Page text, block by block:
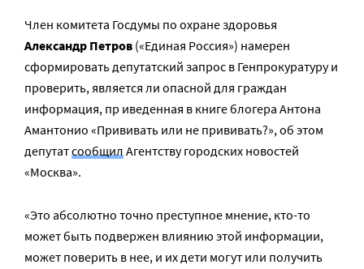
Член комитета Госдумы по охране здоровья
Александр Петров («Единая Россия») намерен
сформировать депутатский запрос в Генпрокуратуру и
проверить, является ли опасной для граждан
информация, пр иведенная в книге блогера Антона
Амантонио «Прививать или не прививать?», об этом
депутатсообщилАгентству городских новостей
«Москва».
«Это абсолютно точно преступное мнение, кто-то
может быть подвержен влиянию этой информации,
может поверить в нее, и их дети могут или получить